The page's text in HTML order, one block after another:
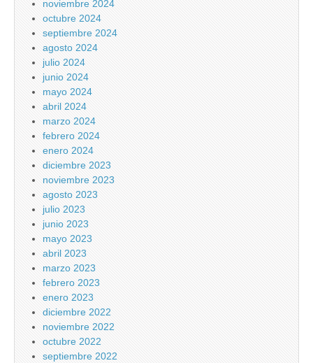
noviembre 2024
octubre 2024
septiembre 2024
agosto 2024
julio 2024
junio 2024
mayo 2024
abril 2024
marzo 2024
febrero 2024
enero 2024
diciembre 2023
noviembre 2023
agosto 2023
julio 2023
junio 2023
mayo 2023
abril 2023
marzo 2023
febrero 2023
enero 2023
diciembre 2022
noviembre 2022
octubre 2022
septiembre 2022